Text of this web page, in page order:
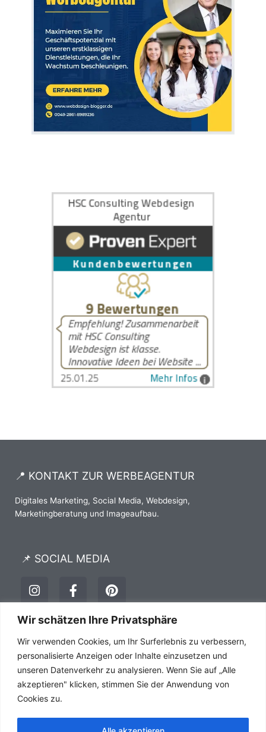
Wir schätzen Ihre Privatsphäre
Wir verwenden Cookies, um Ihr Surferlebnis zu verbessern,
personalisierte Anzeigen oder Inhalte einzusetzen und
unseren Datenverkehr zu analysieren. Wenn Sie auf „Alle
akzeptieren" klicken, stimmen Sie der Anwendung von
Cookies zu.
📍 KONTAKT ZUR WERBEAGENTUR
Digitales Marketing, Social Media, Webdesign,
Marketingberatung und Imageaufbau.
📌 SOCIAL MEDIA
I
n
s
t
g
r
a
m
F
a
c
e
o
o
k
-
P
i
n
t
r
e
s
t